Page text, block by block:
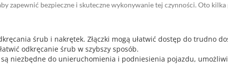
zapewnić bezpieczne i skuteczne wykonywanie tej czynności. Oto
śrub i nakrętek. Złączki mogą ułatwić dostęp do trudno
odkręcanie śrub w szybszy sposób.
niezbędne do unieruchomienia i podniesienia pojazdu,